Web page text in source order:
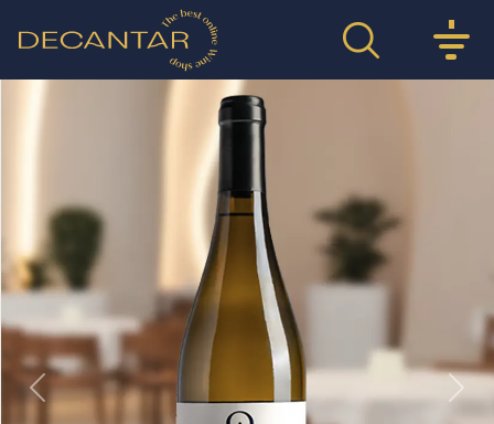
Previous